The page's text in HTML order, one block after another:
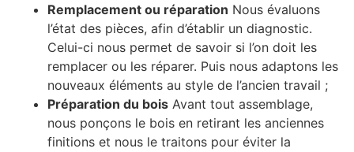
Remplacement ou réparation Nous évaluons
l’état des pièces, afin d’établir un diagnostic.
Celui-ci nous permet de savoir si l’on doit les
remplacer ou les réparer. Puis nous adaptons les
nouveaux éléments au style de l’ancien travail ;
Préparation du bois Avant tout assemblage,
nous ponçons le bois en retirant les anciennes
finitions et nous le traitons pour éviter la